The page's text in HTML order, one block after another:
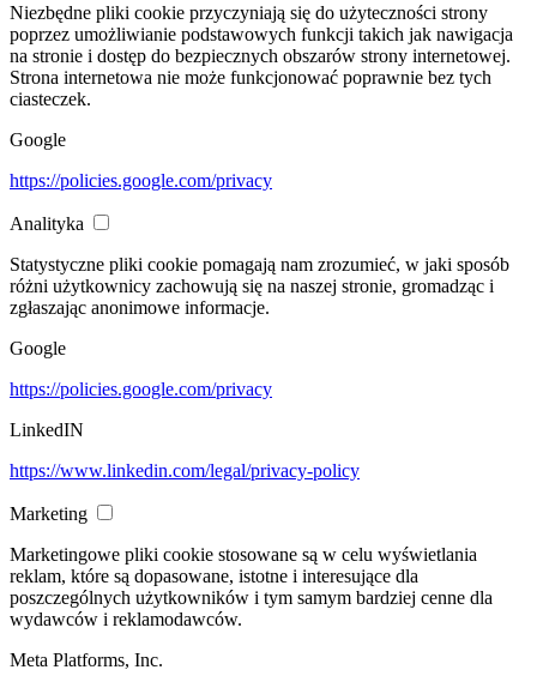
Niezbędne pliki cookie przyczyniają się do użyteczności strony
poprzez umożliwianie podstawowych funkcji takich jak nawigacja
na stronie i dostęp do bezpiecznych obszarów strony internetowej.
Strona internetowa nie może funkcjonować poprawnie bez tych
ciasteczek.
Google
https://policies.google.com/privacy
Analityka
Statystyczne pliki cookie pomagają nam zrozumieć, w jaki sposób
różni użytkownicy zachowują się na naszej stronie, gromadząc i
zgłaszając anonimowe informacje.
Google
https://policies.google.com/privacy
LinkedIN
https://www.linkedin.com/legal/privacy-policy
Marketing
Marketingowe pliki cookie stosowane są w celu wyświetlania
reklam, które są dopasowane, istotne i interesujące dla
poszczególnych użytkowników i tym samym bardziej cenne dla
wydawców i reklamodawców.
Meta Platforms, Inc.